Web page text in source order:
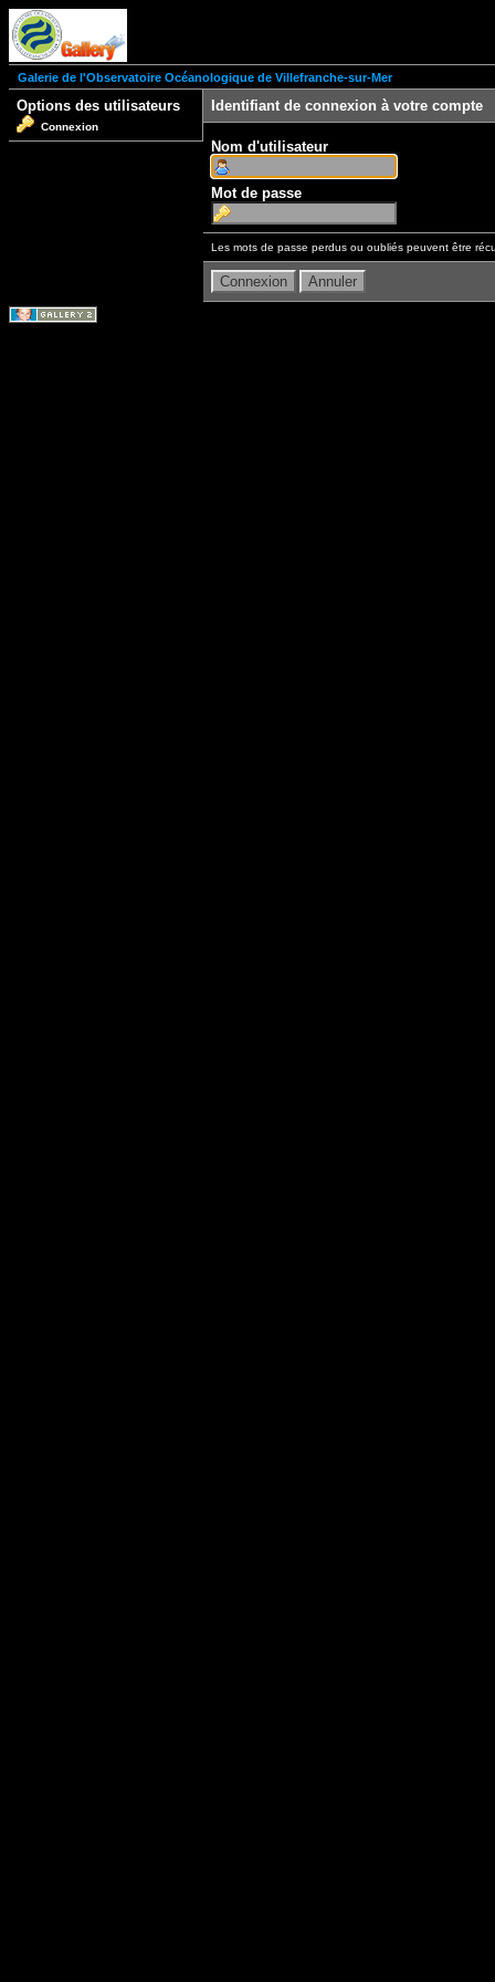
Galerie de l'Observatoire Océanologique de Villefranche-sur-Mer
Options des utilisateurs
Connexion
Identifiant de connexion à votre compte
Nom d'utilisateur
Mot de passe
Les mots de passe perdus ou oubliés peuvent être